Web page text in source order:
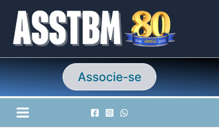
conteúdo
Associe-se